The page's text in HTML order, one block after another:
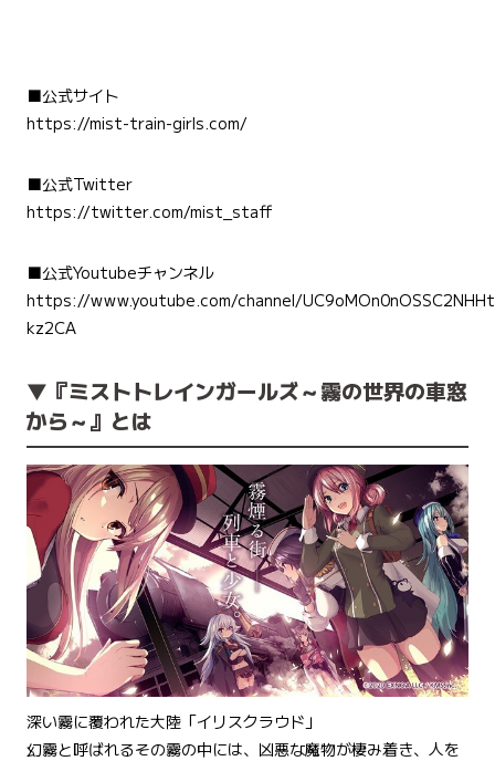
■公式サイト
https://mist-train-girls.com/
■公式Twitter
https://twitter.com/mist_staff
■公式Youtubeチャンネル
https://www.youtube.com/channel/
kz2CA
▼『ミストトレインガールズ～霧の世界の車窓
から～』とは
深い霧に覆われた大陸「イリスクラウド」
幻霧と呼ばれるその霧の中には、凶悪な魔物が棲み着き、人を